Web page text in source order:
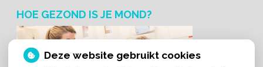
HOE GEZOND IS JE MOND?
Deze website gebruikt cookies